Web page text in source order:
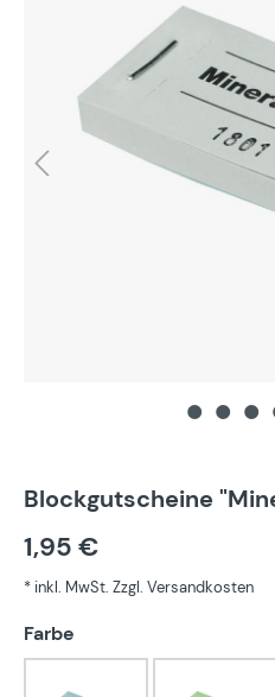
Blockgutscheine
1,95 €
* inkl. MwSt. Zzgl. Versandkosten
Farbe